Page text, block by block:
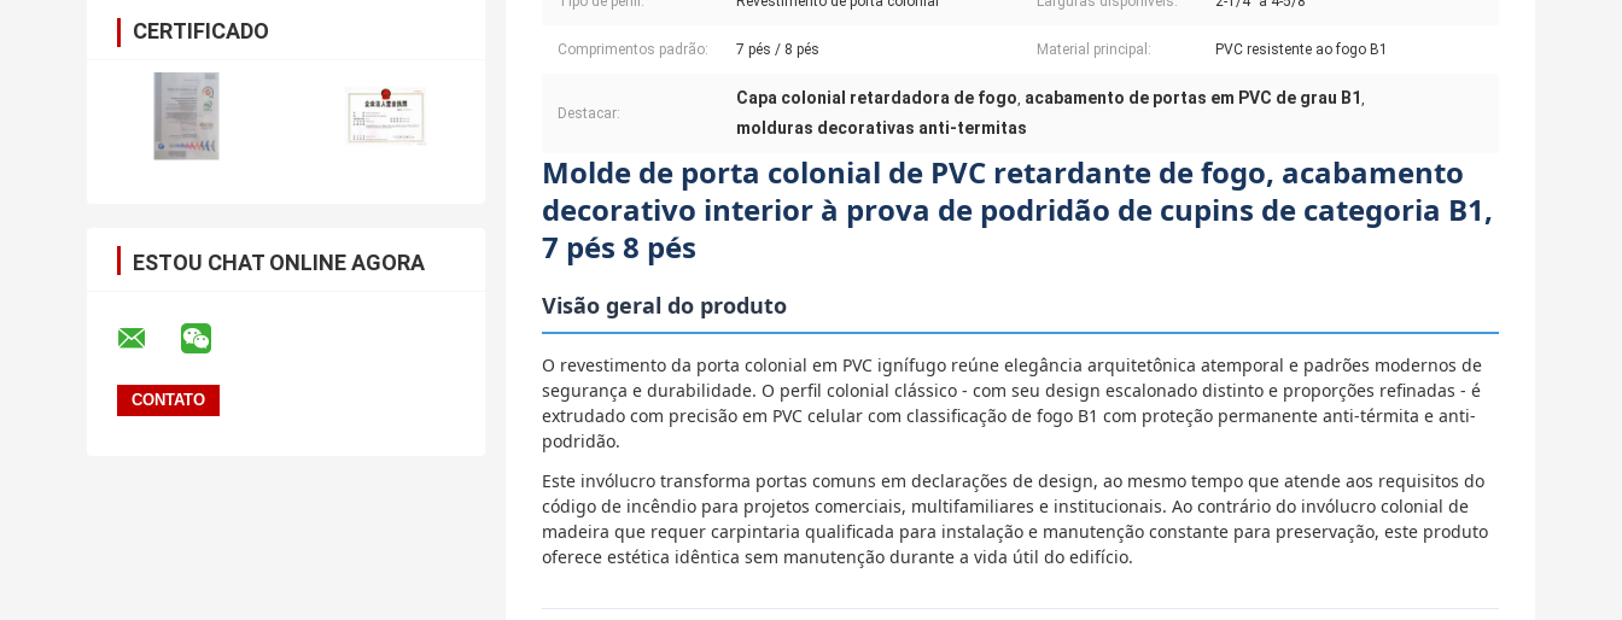
CERTIFICADO
ESTOU CHAT ONLINE AGORA
Comprimentos padrão: 7 pés / 8 pés Material principal: PVC resistente ao fogo B1
Destacar:
Capa colonial retardadora de fogo acabamento de portas em PVC de grau B1
molduras decorativas anti-termitas
Molde de porta colonial de PVC retardante de fogo, acabamento
decorativo interior à prova de podridão de cupins de categoria B1,
7 pés 8 pés
Visão geral do produto
O revestimento da porta colonial em PVC ignífugo reúne elegância arquitetônica atemporal e padrões modernos de
segurança e durabilidade. O perfil colonial clássico - com seu design escalonado distinto e proporções refinadas - é
extrudado com precisão em PVC celular com classificação de fogo B1 com proteção permanente anti-térmita e anti-
podridão.
Este invólucro transforma portas comuns em declarações de design, ao mesmo tempo que atende aos requisitos do
código de incêndio para projetos comerciais, multifamiliares e institucionais. Ao contrário do invólucro colonial de
madeira que requer carpintaria qualificada para instalação e manutenção constante para preservação, este produto
oferece estética idêntica sem manutenção durante a vida útil do edifício.